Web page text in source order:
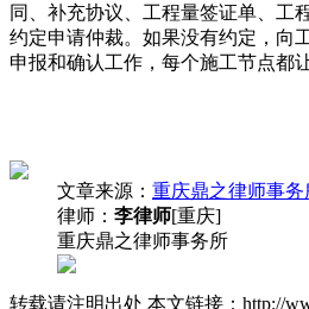
同、补充协议、工程量签证单、工
约定申请仲裁。如果没有约定，向
申报和确认工作，每个施工节点都
文章来源： 重庆鼎之律师事务
律师： 李律师[重庆]
重庆鼎之律师事务所
转载请注明出处 本文链接：http://